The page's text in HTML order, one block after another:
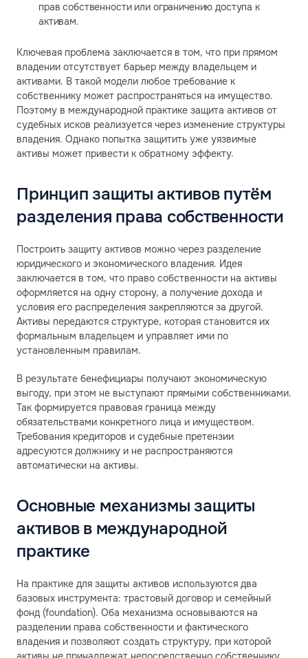
прав собственности или ограничению доступа к
активам.
Ключевая проблема заключается в том, что при прямом
владении отсутствует барьер между владельцем и
активами. В такой модели любое требование к
собственнику может распространяться на имущество.
Поэтому в международной практике защита активов от
судебных исков реализуется через изменение структуры
владения. Однако попытка защитить уже уязвимые
активы может привести к обратному эффекту.
Принцип защиты активов путём
разделения права собственности
Построить защиту активов можно через разделение
юридического и экономического владения. Идея
заключается в том, что право собственности на активы
оформляется на одну сторону, а получение дохода и
условия его распределения закрепляются за другой.
Активы передаются структуре, которая становится их
формальным владельцем и управляет ими по
установленным правилам.
В результате бенефициары получают экономическую
выгоду, при этом не выступают прямыми собственниками.
Так формируется правовая граница между
обязательствами конкретного лица и имуществом.
Требования кредиторов и судебные претензии
адресуются должнику и не распространяются
автоматически на активы.
Основные механизмы защиты
активов в международной
практике
На практике для защиты активов используются два
базовых инструмента: трастовый договор и семейный
фонд (foundation). Оба механизма основываются на
разделении права собственности и фактического
владения и позволяют создать структуру, при которой